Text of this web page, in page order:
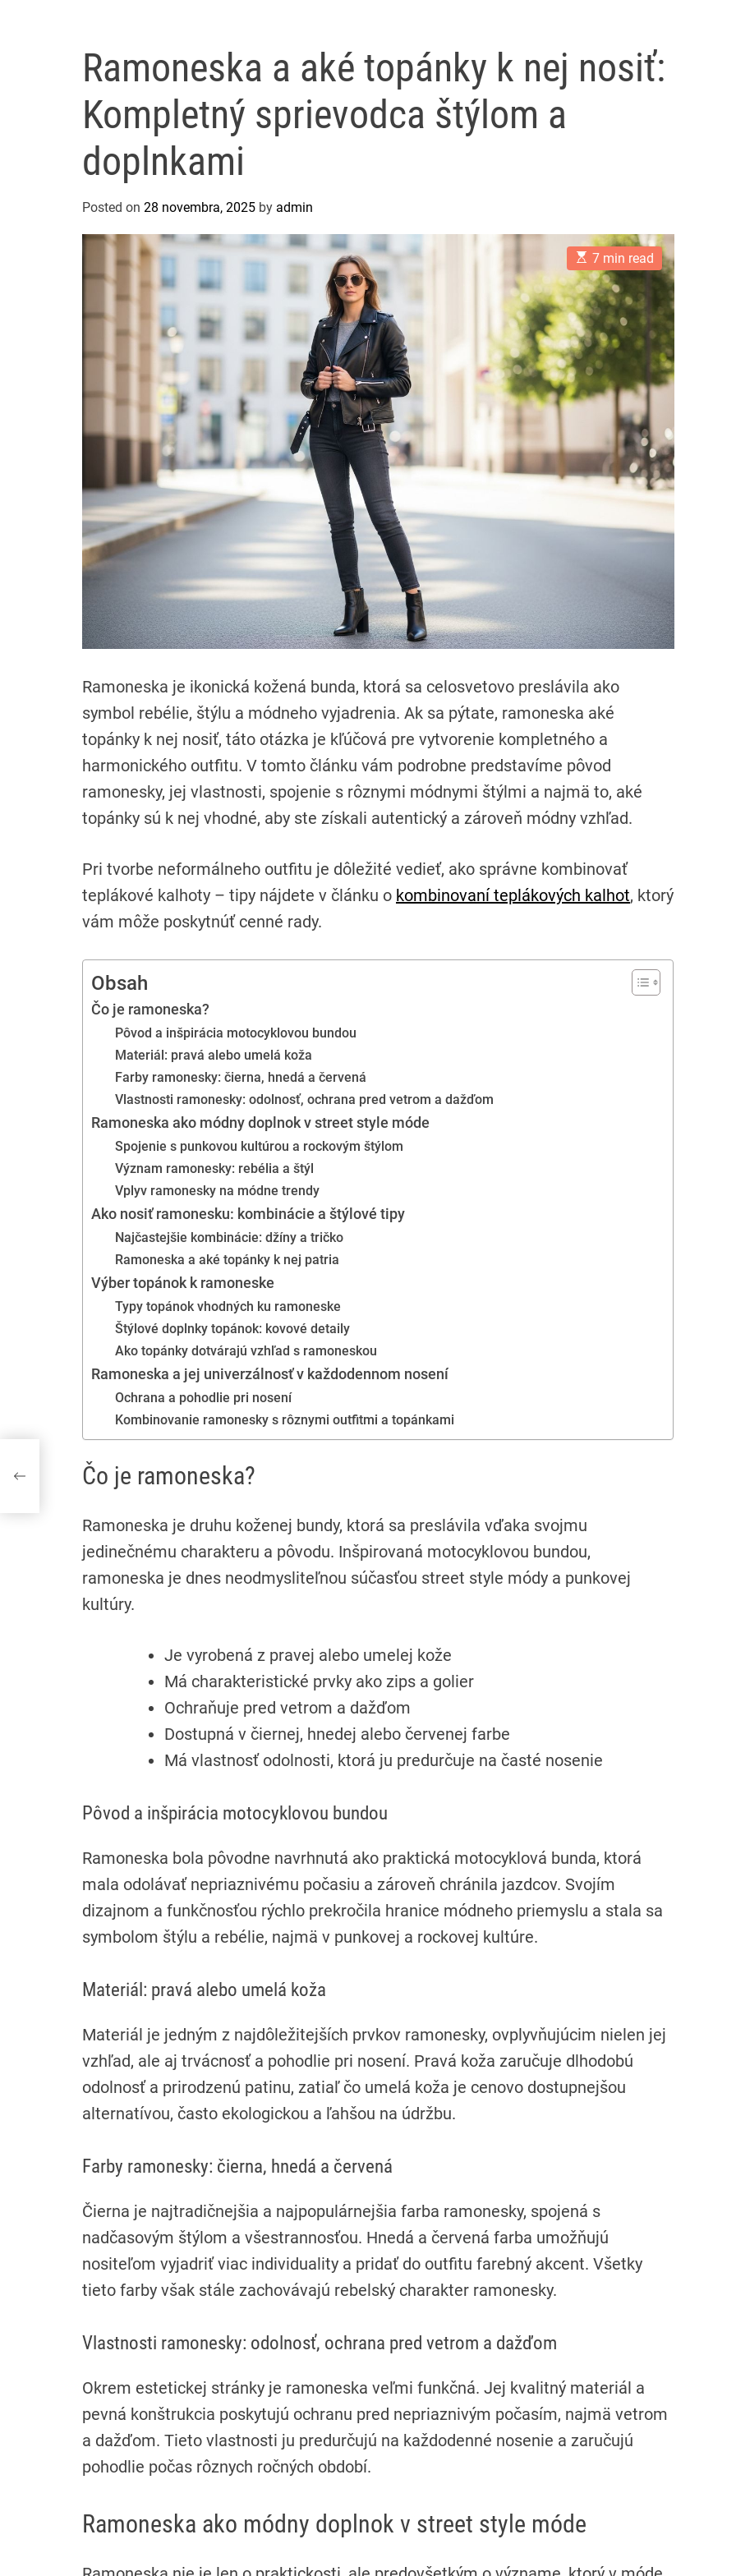
Ramoneska a aké topánky k nej nosiť:
Kompletný sprievodca štýlom a
doplnkami
Posted on 28 novembra, 2025 by admin
E
s
t
i
m
a
t
e
d
r
e
a
m
7 min read
Ramoneska je ikonická kožená bunda, ktorá sa celosvetovo preslávila ako
symbol rebélie, štýlu a módneho vyjadrenia. Ak sa pýtate, ramoneska aké
topánky k nej nosiť, táto otázka je kľúčová pre vytvorenie kompletného a
harmonického outfitu. V tomto článku vám podrobne predstavíme pôvod
ramonesky, jej vlastnosti, spojenie s rôznymi módnymi štýlmi a najmä to, aké
topánky sú k nej vhodné, aby ste získali autentický a zároveň módny vzhľad.
Pri tvorbe neformálneho outfitu je dôležité vedieť, ako správne kombinovať
teplákové kalhoty – tipy nájdete v článku o kombinovaní teplákových kalhot, ktorý
vám môže poskytnúť cenné rady.
Obsah
Čo je ramoneska?
Pôvod a inšpirácia motocyklovou bundou
Materiál: pravá alebo umelá koža
Farby ramonesky: čierna, hnedá a červená
Vlastnosti ramonesky: odolnosť, ochrana pred vetrom a dažďom
Ramoneska ako módny doplnok v street style móde
Spojenie s punkovou kultúrou a rockovým štýlom
Význam ramonesky: rebélia a štýl
Vplyv ramonesky na módne trendy
Ako nosiť ramonesku: kombinácie a štýlové tipy
Najčastejšie kombinácie: džíny a tričko
Ramoneska a aké topánky k nej patria
Výber topánok k ramoneske
Typy topánok vhodných ku ramoneske
Štýlové doplnky topánok: kovové detaily
Ako topánky dotvárajú vzhľad s ramoneskou
Ramoneska a jej univerzálnosť v každodennom nosení
Ochrana a pohodlie pri nosení
Kombinovanie ramonesky s rôznymi outfitmi a topánkami
Čo je ramoneska?
Ramoneska je druhu koženej bundy, ktorá sa preslávila vďaka svojmu
jedinečnému charakteru a pôvodu. Inšpirovaná motocyklovou bundou,
ramoneska je dnes neodmysliteľnou súčasťou street style módy a punkovej
kultúry.
Je vyrobená z pravej alebo umelej kože
Má charakteristické prvky ako zips a golier
Ochraňuje pred vetrom a dažďom
Dostupná v čiernej, hnedej alebo červenej farbe
Má vlastnosť odolnosti, ktorá ju predurčuje na časté nosenie
Pôvod a inšpirácia motocyklovou bundou
Ramoneska bola pôvodne navrhnutá ako praktická motocyklová bunda, ktorá
mala odolávať nepriaznivému počasiu a zároveň chránila jazdcov. Svojím
dizajnom a funkčnosťou rýchlo prekročila hranice módneho priemyslu a stala sa
symbolom štýlu a rebélie, najmä v punkovej a rockovej kultúre.
Materiál: pravá alebo umelá koža
Materiál je jedným z najdôležitejších prvkov ramonesky, ovplyvňujúcim nielen jej
vzhľad, ale aj trvácnosť a pohodlie pri nosení. Pravá koža zaručuje dlhodobú
odolnosť a prirodzenú patinu, zatiaľ čo umelá koža je cenovo dostupnejšou
alternatívou, často ekologickou a ľahšou na údržbu.
Farby ramonesky: čierna, hnedá a červená
Čierna je najtradičnejšia a najpopulárnejšia farba ramonesky, spojená s
nadčasovým štýlom a všestrannosťou. Hnedá a červená farba umožňujú
nositeľom vyjadriť viac individuality a pridať do outfitu farebný akcent. Všetky
tieto farby však stále zachovávajú rebelský charakter ramonesky.
Vlastnosti ramonesky: odolnosť, ochrana pred vetrom a dažďom
Okrem estetickej stránky je ramoneska veľmi funkčná. Jej kvalitný materiál a
pevná konštrukcia poskytujú ochranu pred nepriaznivým počasím, najmä vetrom
a dažďom. Tieto vlastnosti ju predurčujú na každodenné nosenie a zaručujú
pohodlie počas rôznych ročných období.
Ramoneska ako módny doplnok v street style móde